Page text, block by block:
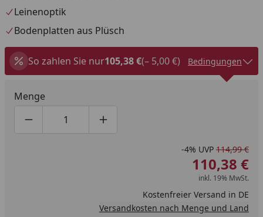
Leinenoptik
Bodenplatten aus Plüsch
So zahlen Sie nur105,38 €(– 5,00 €) Bedingungen
Menge
Produktmenge um eins verringern
Produktmenge manuell eingeben
Produktmenge um eins erhöhen
-4% UVP 114,99 €
110,38 €
inkl. 19% MwSt.
Kostenfreier Versand in DE
Versandkosten nach Menge und Land